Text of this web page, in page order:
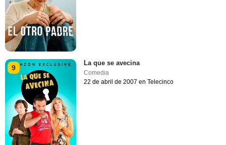
9
La que se avecina
Comedia
22 de abril de 2007 en Telecinco